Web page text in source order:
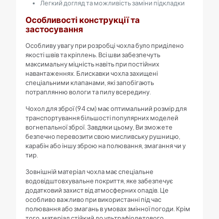
Легкий догляд та можливість заміни підкладки
Особливості конструкції та
застосування
Особливу увагу при розробці чохла було приділено
якості швів та кріплень. Всі шви забезпечуть
максимальну міцність навіть при постійних
навантаженнях. Блискавки чохла захищені
спеціальними клапанами, які запобігають
потраплянню вологи та пилу всередину.
Чохол для зброї (94 см) має оптимальний розмір для
транспортування більшості популярних моделей
вогнепальної зброї. Завдяки цьому, Ви зможете
безпечно перевозити свою мисливську рушницю,
карабін або іншу зброю на полювання, змагання чи у
тир.
Зовнішній матеріал чохла має спеціальне
водовідштовхувальне покриття, яке забезпечує
додатковий захист від атмосферних опадів. Це
особливо важливо при використанні під час
полювання або змагань в умовах змінної погоди. Крім